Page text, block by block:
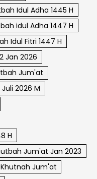
Idul Adha 1445 H
idul Adha 1447 H
Idul Fitri 1447 H
Jan 2026
Jum'at
2026 M
H
Jum'at Jan 2023
Khutnah Jum'at